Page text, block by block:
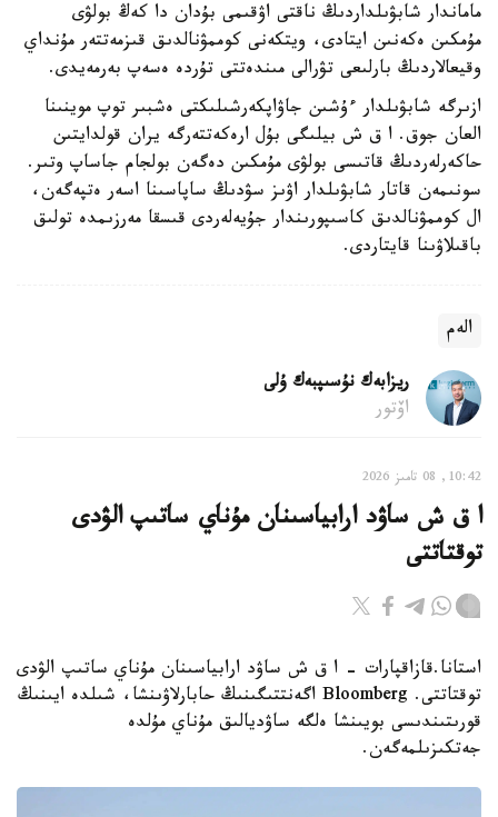
ماماندار شابۋىلداردىڭ ناقتى اۋقىمى بۇدان دا كەڭ بولۋى
مۇمكىن ەكەنىن ايتادى، ويتكەنى كوممۋنالدىق قىزمەتتەر مۇنداي
وقيعالاردىڭ بارلىعى تۋرالى مىندەتتى تۇردە ەسەپ بەرمەيدى.
ازىرگە شابۋىلدار ءۇشىن جاۋاپكەرشىلىكتى ەشبىر توپ موينىنا
العان جوق. ا ق ش بيلىگى بۇل ارەكەتتەرگە يران قولدايتىن
حاكەرلەردىڭ قاتىسى بولۋى مۇمكىن دەگەن بولجام جاساپ وتىر.
سونىمەن قاتار شابۋىلدار اۋىز سۋدىڭ ساپاسىنا اسەر ەتپەگەن،
ال كوممۋنالدىق كاسىپورىندار جۇيەلەردى قىسقا مەرزىمدە تولىق
باقىلاۋىنا قايتاردى.
الەم
ريزابەك نۇسىپبەك ۇلى
اۆتور
10:42, 08 تامىز 2026
ا ق ش ساۋد ارابياسىنان مۇناي ساتىپ الۋدى
توقتاتتى
استانا.قازاقپارات - ا ق ش ساۋد ارابياسىنان مۇناي ساتىپ الۋدى
توقتاتتى. Bloomberg اگەنتتىگىنىڭ حابارلاۋىنشا، شىلدە ايىنىڭ
قورىتىندىسى بويىنشا ەلگە ساۋديالىق مۇناي مۇلدە
جەتكىزىلمەگەن.